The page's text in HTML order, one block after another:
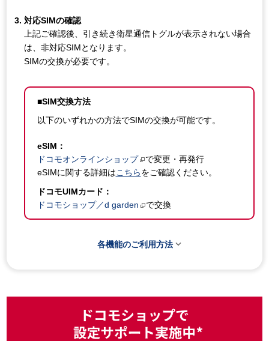
対応SIMの確認
上記ご確認後、引き続き衛星通信トグルが表示されない場合
は、非対応SIMとなります。
SIMの交換が必要です。
■SIM交換方法
以下のいずれかの方法でSIMの交換が可能です。
eSIM：
ドコモオンラインショップ
で変更・再発行
eSIMに関する詳細はこちらをご確認ください。
ドコモUIMカード：
ドコモショップ／d garden
で交換
各機能のご利用方法